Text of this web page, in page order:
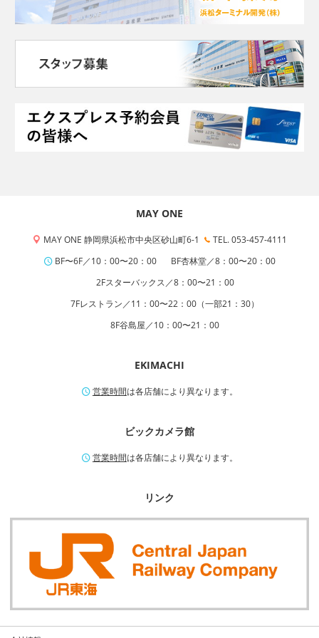
MAY ONE
MAY ONE 静岡県浜松市中央区砂山町6-1
TEL. 053-457-4111
BF〜6F／10：00〜20：00
BF杏林堂／8：00〜20：00
2Fスターバックス／8：00〜21：00
7Fレストラン／11：00〜22：00（一部21：30）
8F谷島屋／10：00〜21：00
EKIMACHI
営業時間は各店舗により異なります。
ビックカメラ館
営業時間は各店舗により異なります。
リンク